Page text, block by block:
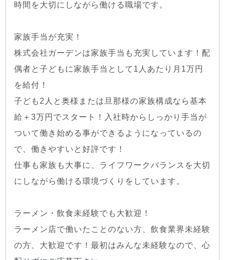
時間を大切にしながら働ける職場です。
家族手当が充実！
株式会社ガーデンは家族手当も充実しています！配
偶者と子どもに家族手当として1人あたり月1万円
を給付！
子ども2人と奥様または旦那様の家族構成なら基本
給＋3万円でスタート！入社時からしっかり手当が
ついて働き始める事ができるようになっているの
で、働きやすいと好評です！
仕事も家族も大事に、ライフワークバランスを大切
にしながら働ける環境づくりをしています。
ラーメン・飲食未経験でも大歓迎！
ラーメン店で働いたことのない方、飲食業界未経験
の方、大歓迎です！最初はみんな未経験なので、心